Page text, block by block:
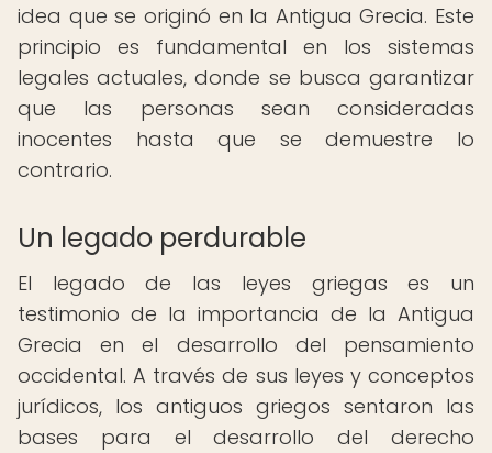
idea que se originó en la Antigua Grecia. Este
principio es fundamental en los sistemas
legales actuales, donde se busca garantizar
que las personas sean consideradas
inocentes hasta que se demuestre lo
contrario.
Un legado perdurable
El legado de las leyes griegas es un
testimonio de la importancia de la Antigua
Grecia en el desarrollo del pensamiento
occidental. A través de sus leyes y conceptos
jurídicos, los antiguos griegos sentaron las
bases para el desarrollo del derecho